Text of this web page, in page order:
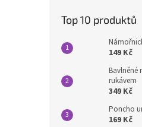
Top 10 produktů
149 Kč
Bavlněné
rukávem
349 Kč
Poncho
169 Kč